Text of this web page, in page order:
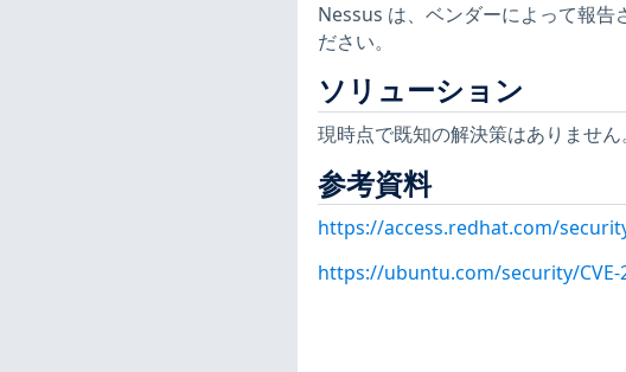
Nessus は、ベンダーによって報告
ださい。
ソリューション
現時点で既知の解決策はありません。
参考資料
https://access.redhat.com/
https://ubuntu.com/security/CVE-